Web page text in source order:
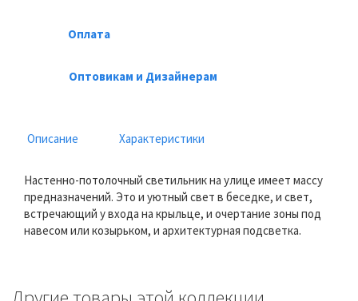
Оплата
Оптовикам и Дизайнерам
Описание Характеристики
Настенно-потолочный светильник на улице имеет массу
предназначений. Это и уютный свет в беседке, и свет,
встречающий у входа на крыльце, и очертание зоны под
навесом или козырьком, и архитектурная подсветка.